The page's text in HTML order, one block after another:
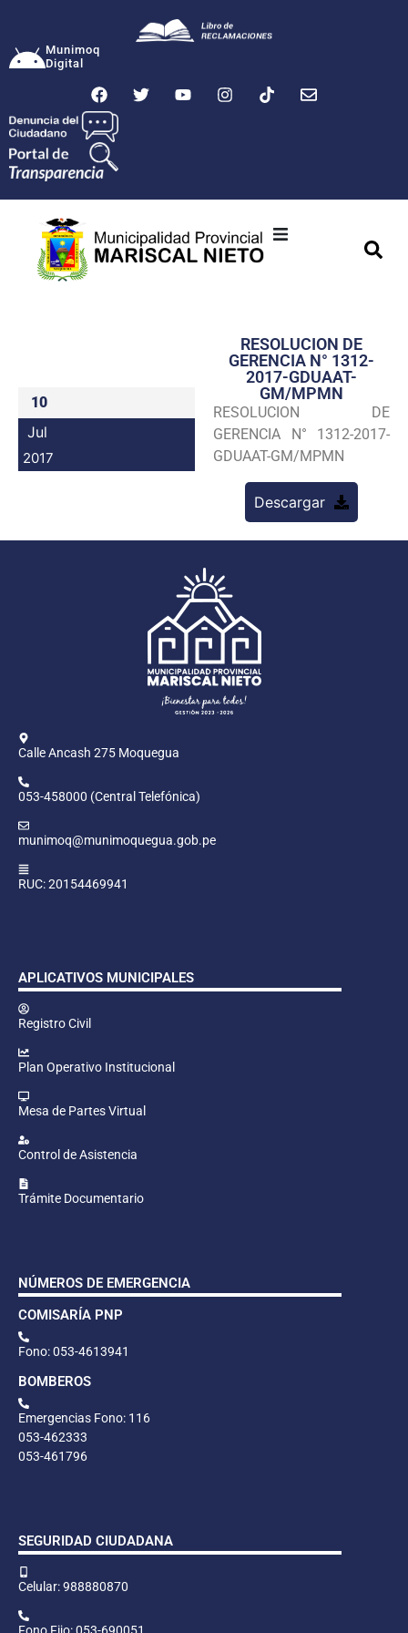
Munimoq
Digital
Transparencia
Seguridad
Programas
10
Jul
2017
RESOLUCION DE
GERENCIA N° 1312-
2017-GDUAAT-
GM/MPMN
RESOLUCION DE
GERENCIA N° 1312-2017-
GDUAAT-GM/MPMN
Descargar
Calle Ancash 275 Moquegua
053-458000 (Central Telefónica)
munimoq@munimoquegua.gob.pe
RUC: 20154469941
APLICATIVOS MUNICIPALES
Registro Civil
Plan Operativo Institucional
Mesa de Partes Virtual
Control de Asistencia
Trámite Documentario
NÚMEROS DE EMERGENCIA
COMISARÍA PNP
Fono: 053-4613941
BOMBEROS
Emergencias Fono: 116
053-462333
053-461796
SEGURIDAD CIUDADANA
Celular: 988880870
Fono Fijo: 053-690051